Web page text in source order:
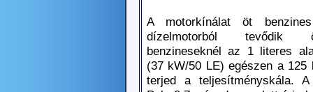
A motorkínálat öt
dízelmotorból
benzineseknél az 1 literes
(37 kW/50 LE) egészen a 125
terjed a teljesítményskála. A